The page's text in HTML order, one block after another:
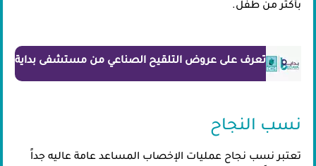
بأكثر من طفل.
تعرف على عروض التلقيح الصناعي من مستشفى بداية
نسب النجاح
تعتبر نسب نجاح عمليات الإخصاب المساعد عامة عاليه جداً